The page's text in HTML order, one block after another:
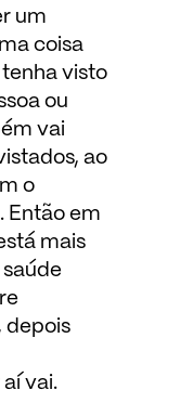
um
coisa
visto
ou
vai
ao
o
Então em
mais
depois
vai.